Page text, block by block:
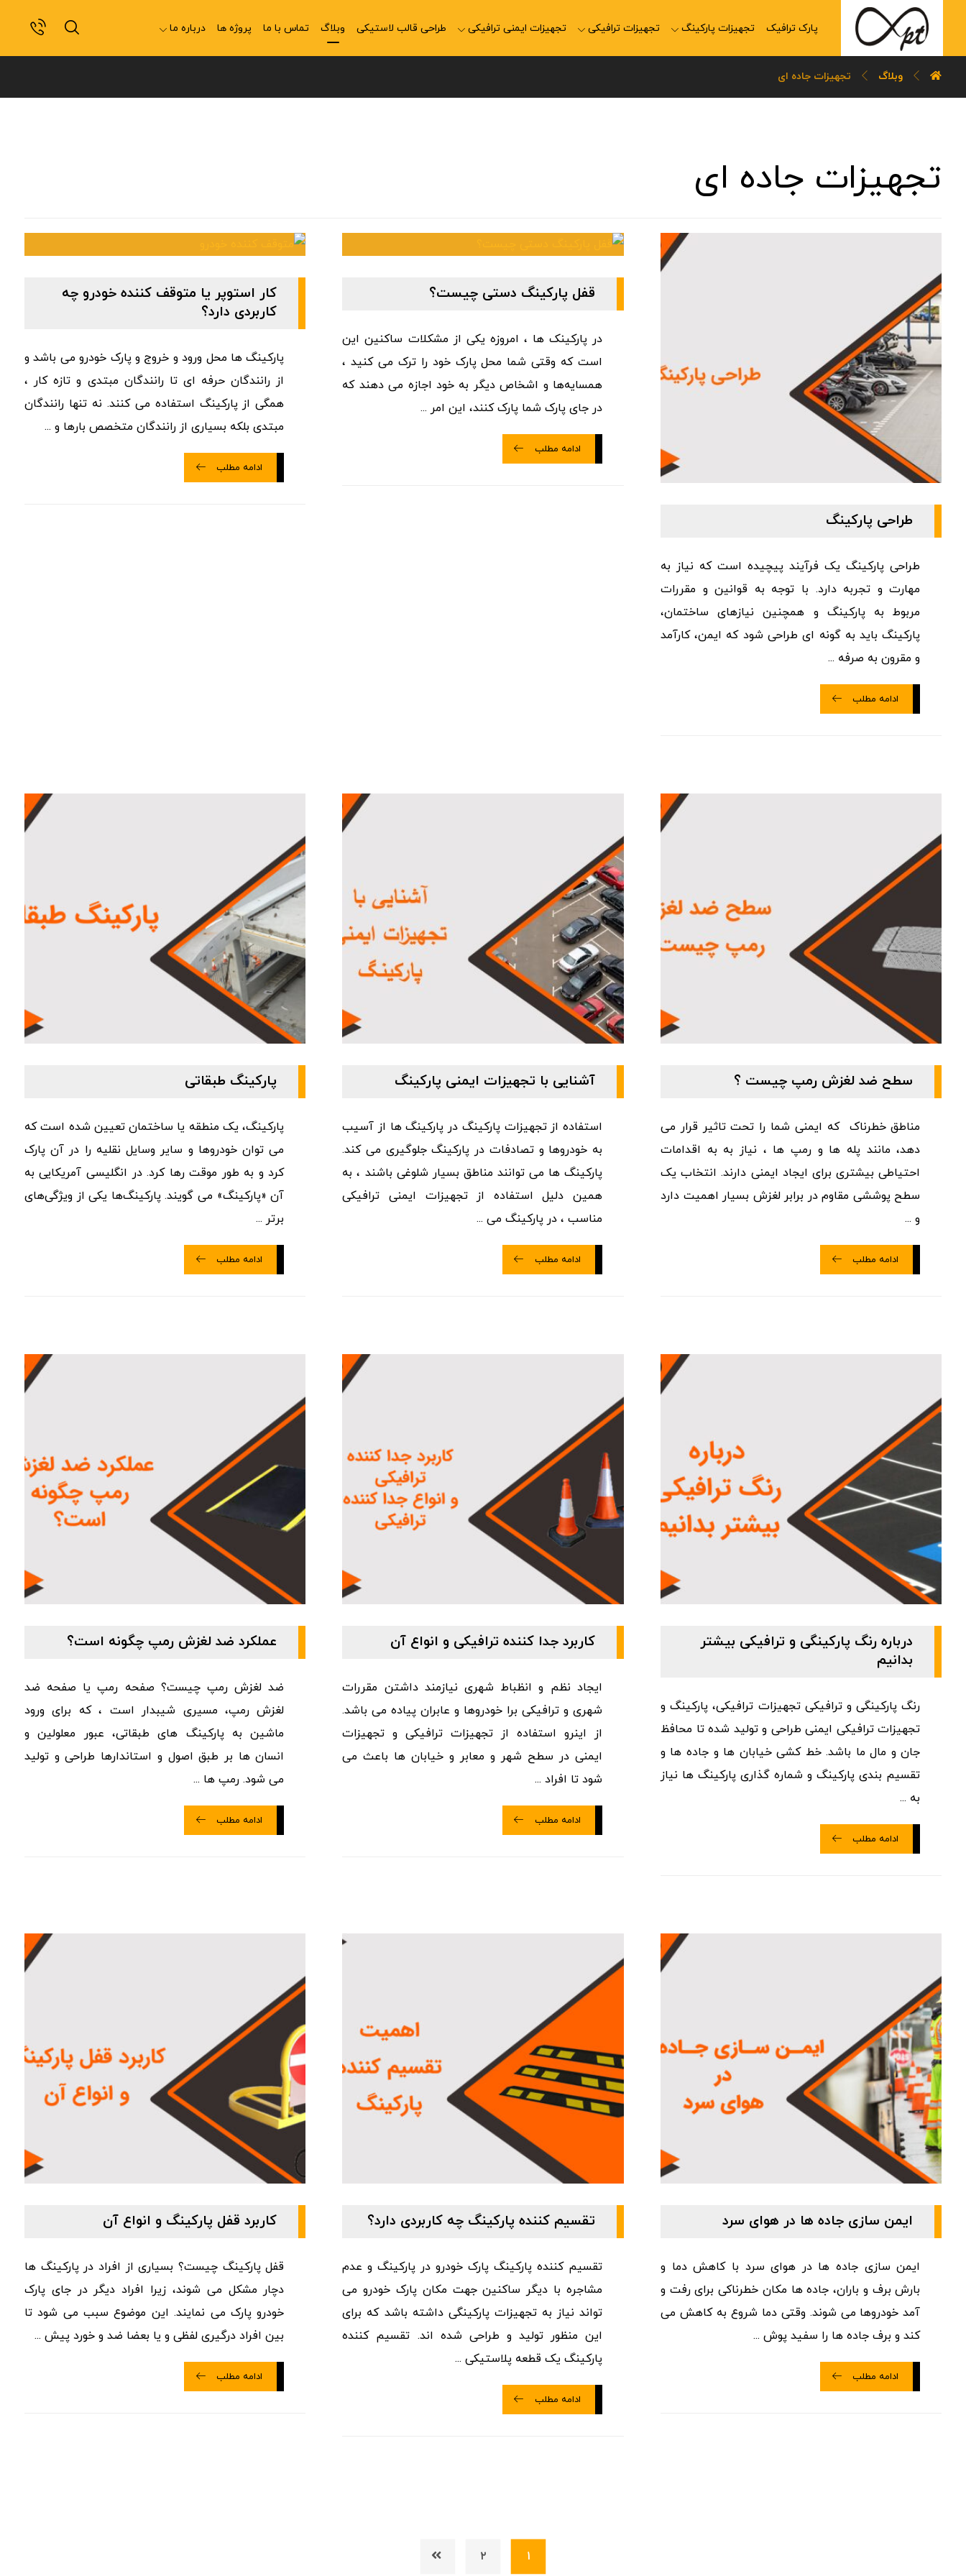
پارک ترافیک تجهیزات پارکینگ تجهیزات ترافیکی تجهیزات ایمنی ترافیکی طراحی قالب لاستیکی وبلاگ تماس با ما پروژه ها درباره ما
وبلاگ تجهیزات جاده ای
تجهیزات جاده ای
طراحی پارکینگ
طراحی پارکینگ یک فرآیند پیچیده است که نیاز به
مهارت و تجربه دارد. با توجه به قوانین و مقررات
مربوط به پارکینگ و همچنین نیازهای ساختمان،
پارکینگ باید به گونه ای طراحی شود که ایمن، کارآمد
و مقرون به صرفه ...
ادامه مطلب
قفل پارکینگ دستی چیست؟
در پارکینک ها ، امروزه یکی از مشکلات ساکنین این
است که وقتی شما محل پارک خود را ترک می کنید ،
همسایه‌ها و اشخاص دیگر به خود اجازه می دهند که
در جای پارک شما پارک کنند، این امر ...
ادامه مطلب
کار استوپر یا متوقف کننده خودرو چه
کاربردی دارد؟
پارکینگ ها محل ورود و خروج و پارک خودرو می باشد و
از رانندگان حرفه ای تا رانندگان مبتدی و تازه کار ،
همگی از پارکینگ استفاده می کنند. نه تنها رانندگان
مبتدی بلکه بسیاری از رانندگان متخصص بارها و ...
ادامه مطلب
سطح ضد لغزش رمپ چیست ؟
مناطق خطرناک که ایمنی شما را تحت تاثیر قرار می
دهد، مانند پله ها و رمپ ها ، نیاز به به اقدامات
احتیاطی بیشتری برای ایجاد ایمنی دارند. انتخاب یک
سطح پوششی مقاوم در برابر لغزش بسیار اهمیت دارد
و ...
ادامه مطلب
آشنایی با تجهیزات ایمنی پارکینگ
استفاده از تجهیزات پارکینگ در پارکینگ ها از آسیب
به خودروها و تصادفات در پارکینگ جلوگیری می کند.
پارکینگ ها می توانند مناطق بسیار شلوغی باشند ، به
همین دلیل استفاده از تجهیزات ایمنی ترافیکی
مناسب ، در پارکینگ می ...
ادامه مطلب
پارکینگ طبقاتی
پارکینگ، یک منطقه یا ساختمان تعیین شده است که
می توان خودروها و سایر وسایل نقلیه را در آن پارک
کرد و به طور موقت رها کرد. در انگلیسی آمریکایی به
آن «پارکینگ» می گویند. پارکینگ‌ها یکی از ویژگی‌های
برتر ...
ادامه مطلب
درباره رنگ پارکینگی و ترافیکی بیشتر
بدانیم
رنگ پارکینگی و ترافیکی تجهیزات ترافیکی، پارکینگ و
تجهیزات ترافیکی ایمنی طراحی و تولید شده تا محافظ
جان و مال ما باشد. خط کشی خیابان ها و جاده ها و
تقسیم بندی پارکینگ و شماره گذاری پارکینگ ها نیاز
به ...
ادامه مطلب
کاربرد جدا کننده ترافیکی و انواع آن
ایجاد نظم و انظباط شهری نیازمند داشتن مقررات
شهری و ترافیکی برا خودروها و عابران پیاده می باشد.
از اینرو استفاده از تجهیزات ترافیکی و تجهیزات
ایمنی در سطح شهر و معابر و خیابان ها باعث می
شود تا افراد ...
ادامه مطلب
عملکرد ضد لغزش رمپ چگونه است؟
ضد لغزش رمپ چیست؟ صفحه رمپ یا صفحه ضد
لغزش رمپ، مسیری شیبدار است ، که برای ورود
ماشین به پارکینگ های طبقاتی، عبور معلولین و
انسان ها بر طبق اصول و استاندارها طراحی و تولید
می شود. رمپ ها ...
ادامه مطلب
ایمن سازی جاده ها در هوای سرد
ایمن سازی جاده ها در هوای سرد با کاهش دما و
بارش برف و باران، جاده ها مکان خطرناکی برای رفت و
آمد خودروها می شوند. وقتی دما شروع به کاهش می
کند و برف جاده ها را سفید پوش ...
ادامه مطلب
تقسیم کننده پارکینگ چه کاربردی دارد؟
تقسیم کننده پارکینگ پارک خودرو در پارکینگ و عدم
مشاجره با دیگر ساکنین جهت مکان پارک خودرو می
تواند نیاز به تجهیزات پارکینگی داشته باشد که برای
این منظور تولید و طراحی شده اند. تقسیم کننده
پارکینگ یک قطعه پلاستیکی ...
ادامه مطلب
کاربرد قفل پارکینگ و انواع آن
قفل پارکینگ چیست؟ بسیاری از افراد در پارکینگ ها
دچار مشکل می شوند، زیرا افراد دیگر در جای پارک
خودرو پارک می نمایند. این موضوع سبب می شود تا
بین افراد درگیری لفظی و یا بعضا ضد و خورد پیش ...
ادامه مطلب
۱ ۲